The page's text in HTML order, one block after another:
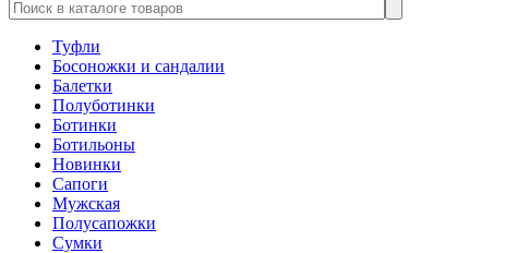
Туфли
Босоножки и сандалии
Балетки
Полуботинки
Ботинки
Ботильоны
Новинки
Сапоги
Мужская
Полусапожки
Сумки